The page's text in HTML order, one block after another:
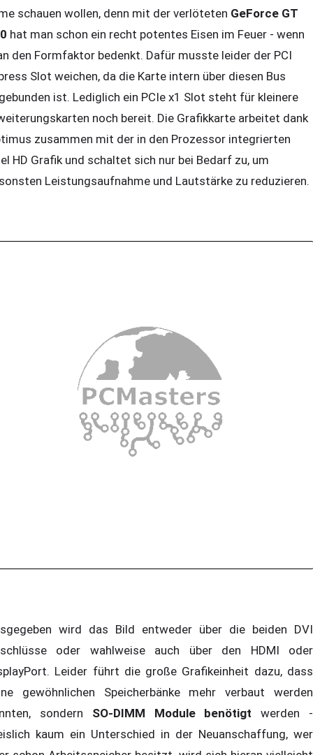
schauen wollen, denn mit der verlöteten GeForce GT
hat man schon ein recht potentes Eisen im Feuer - wenn
den Formfaktor bedenkt. Dafür musste leider der PCI
Slot weichen, da die Karte intern über diesen Bus
ist. Lediglich ein PCIe x1 Slot steht für kleinere
noch bereit. Die Grafikkarte arbeitet dank
zusammen mit der in den Prozessor integrierten
HD Grafik und schaltet sich nur bei Bedarf zu, um
Leistungsaufnahme und Lautstärke zu reduzieren.
wird das Bild entweder über die beiden DVI
oder wahlweise auch über den HDMI oder
Leider führt die große Grafikeinheit dazu, dass
gewöhnlichen Speicherbänke mehr verbaut werden
sondern SO-DIMM Module benötigt werden -
kaum ein Unterschied in der Neuanschaffung, wer